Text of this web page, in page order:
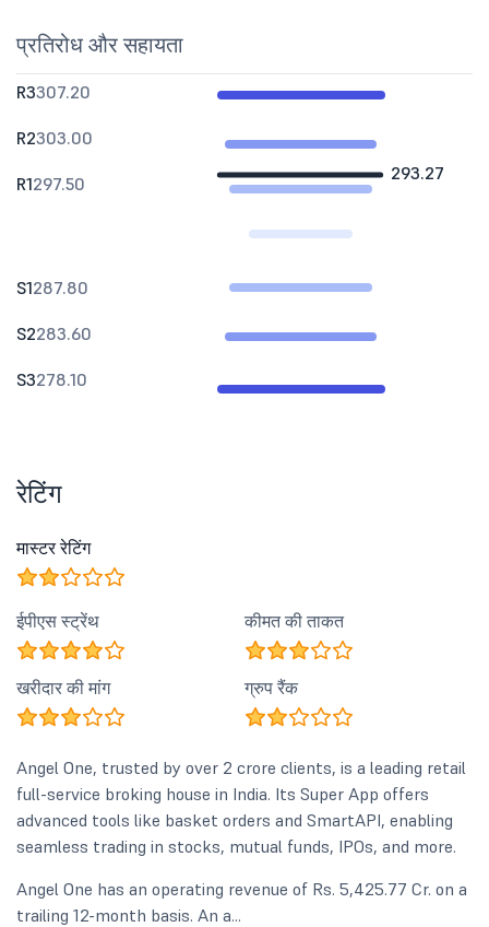
प्रतिरोध और सहायता
293.27
R3307.20
R2303.00
R1297.50
S1287.80
S2283.60
S3278.10
रेटिंग
मास्टर रेटिंग
ईपीएस स्ट्रेंथ कीमत की ताकत
खरीदार की मांग ग्रुप रैंक
Angel One, trusted by over 2 crore clients, is a leading retail
full-service broking house in India. Its Super App offers
advanced tools like basket orders and SmartAPI, enabling
seamless trading in stocks, mutual funds, IPOs, and more.
Angel One has an operating revenue of Rs. 5,425.77 Cr. on a
trailing 12-month basis. An a...